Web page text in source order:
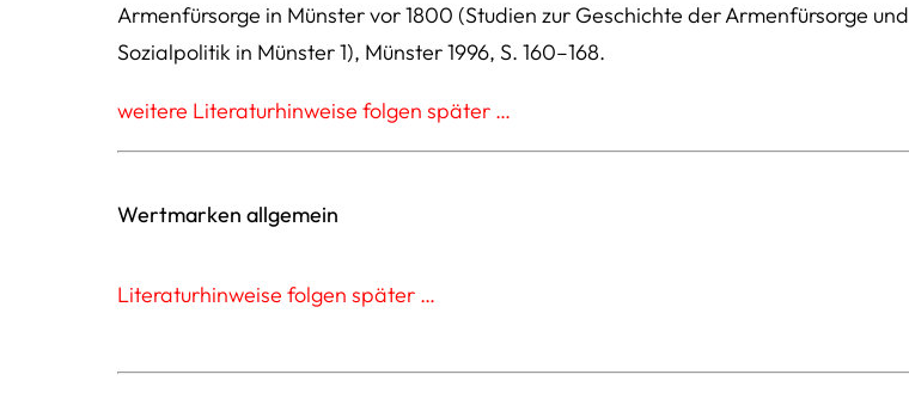
Armenfürsorge in Münster vor 1800 (Studien zur Geschichte der Armenfürsorge und
Sozialpolitik in Münster 1), Münster 1996, S. 160–168.
weitere Literaturhinweise folgen später …
Wertmarken allgemein
Literaturhinweise folgen später …